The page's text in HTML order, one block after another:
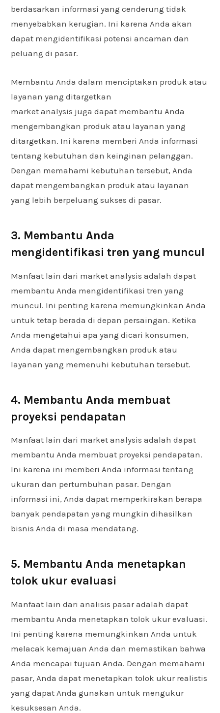
berdasarkan informasi yang cenderung tidak
menyebabkan kerugian. Ini karena Anda akan
dapat mengidentifikasi potensi ancaman dan
peluang di pasar.
Membantu Anda dalam menciptakan produk atau
layanan yang ditargetkan
market analysis juga dapat membantu Anda
mengembangkan produk atau layanan yang
ditargetkan. Ini karena memberi Anda informasi
tentang kebutuhan dan keinginan pelanggan.
Dengan memahami kebutuhan tersebut, Anda
dapat mengembangkan produk atau layanan
yang lebih berpeluang sukses di pasar.
3. Membantu Anda
mengidentifikasi tren yang muncul
Manfaat lain dari market analysis adalah dapat
membantu Anda mengidentifikasi tren yang
muncul. Ini penting karena memungkinkan Anda
untuk tetap berada di depan persaingan. Ketika
Anda mengetahui apa yang dicari konsumen,
Anda dapat mengembangkan produk atau
layanan yang memenuhi kebutuhan tersebut.
4. Membantu Anda membuat
proyeksi pendapatan
Manfaat lain dari market analysis adalah dapat
membantu Anda membuat proyeksi pendapatan.
Ini karena ini memberi Anda informasi tentang
ukuran dan pertumbuhan pasar. Dengan
informasi ini, Anda dapat memperkirakan berapa
banyak pendapatan yang mungkin dihasilkan
bisnis Anda di masa mendatang.
5. Membantu Anda menetapkan
tolok ukur evaluasi
Manfaat lain dari analisis pasar adalah dapat
membantu Anda menetapkan tolok ukur evaluasi.
Ini penting karena memungkinkan Anda untuk
melacak kemajuan Anda dan memastikan bahwa
Anda mencapai tujuan Anda. Dengan memahami
pasar, Anda dapat menetapkan tolok ukur realistis
yang dapat Anda gunakan untuk mengukur
kesuksesan Anda.